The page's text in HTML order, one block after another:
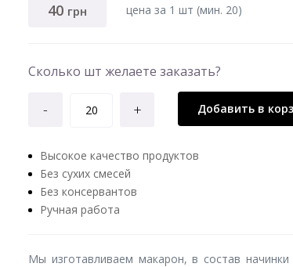
40 грн цена за 1 шт (мин. 20)
Сколько шт желаете заказать?
- + Добавить в
Высокое качество продуктов
Без сухих смесей
Без консервантов
Ручная работа
Мы изготавливаем макарон, в состав